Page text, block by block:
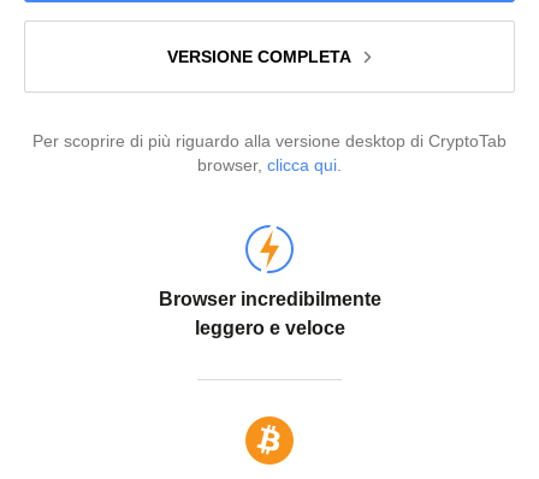
VERSIONE COMPLETA
Per scoprire di più riguardo alla versione desktop di CryptoTab
browser, clicca qui
Browser incredibilmente
leggero e veloce